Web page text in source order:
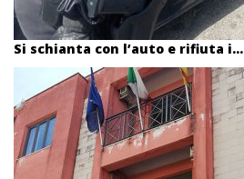
Si schianta con l’auto e rifiuta i...